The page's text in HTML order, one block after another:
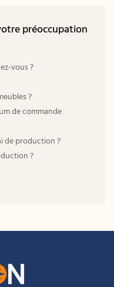
préoccupation
vous ?
?
de commande
de production ?
?